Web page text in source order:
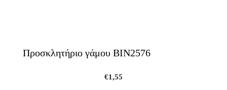
Προσκλητήριο γάμου ΒΙΝ2576
€1,55